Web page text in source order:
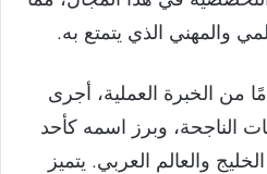
والمهني الذي يتمتع به.
مدار أكثر من 15 عامًا من الخبرة العملية، أجرى
الناجحة، وبرز اسمه كأحد
والعالم العربي. يتميز